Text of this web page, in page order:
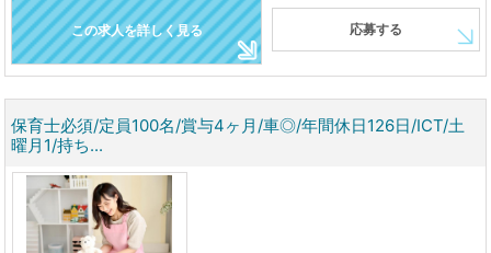
この求人を詳しく見る 応募する
保育士必須/定員100名/賞与4ヶ月/車◎/年間休日126日/ICT/土
曜月1/持ち...